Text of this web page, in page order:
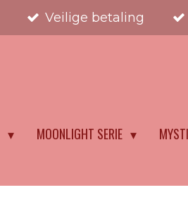
Veilige betaling
MOONLIGHT SERIE